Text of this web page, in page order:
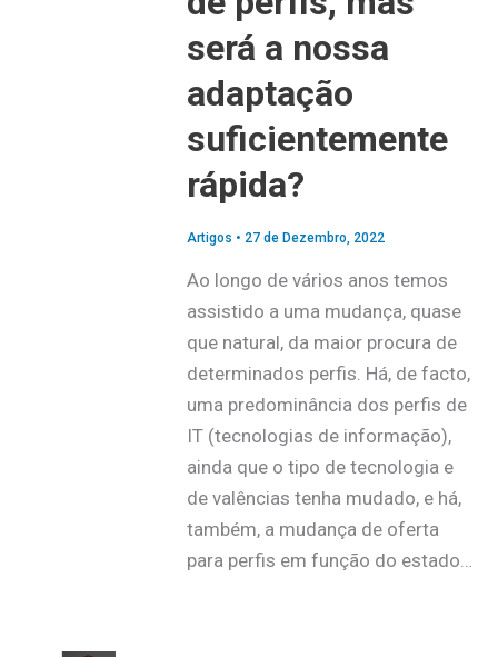
será a nossa
adaptação
suficientemente
rápida?
Artigos • 27 de Dezembro, 2022
Ao longo de vários anos temos
assistido a uma mudança, quase
que natural, da maior procura de
determinados perfis. Há, de facto,
uma predominância dos perfis de
IT (tecnologias de informação),
ainda que o tipo de tecnologia e
de valências tenha mudado, e há,
também, a mudança de oferta
para perfis em função do estado…